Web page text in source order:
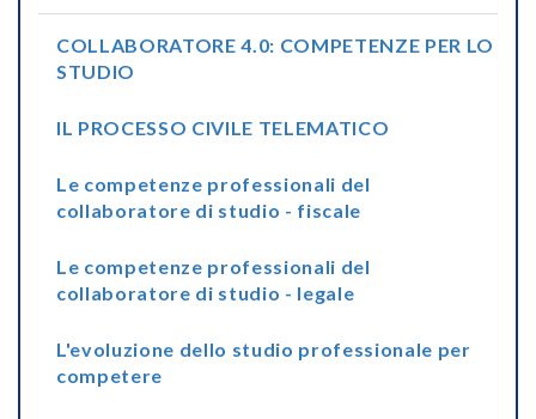
COLLABORATORE 4.0: COMPETENZE PER LO
STUDIO
IL PROCESSO CIVILE TELEMATICO
Le competenze professionali del
collaboratore di studio - fiscale
Le competenze professionali del
collaboratore di studio - legale
L'evoluzione dello studio professionale per
competere